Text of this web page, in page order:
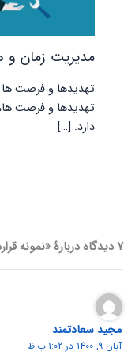
مدیریت زمان و
تهدیدها و فرصت
تهدیدها و فرصت
دارد. […]
7 دیدگاه دربارهٔ «نمونه قرارداد طرح اقدام ملی مسکن»
مجید سعادتمند
آبان 9, 1400 در 1:02 ب.ظ